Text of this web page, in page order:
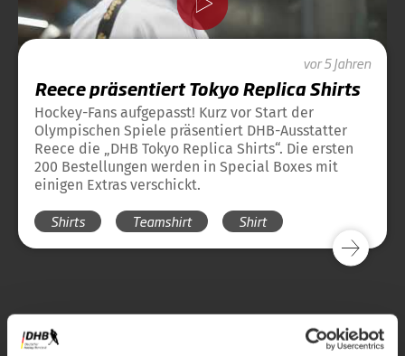
vor 5 Jahren
Reece präsentiert Tokyo Replica Shirts
Hockey-Fans aufgepasst! Kurz vor Start der
Olympischen Spiele präsentiert DHB-Ausstatter
Reece die „DHB Tokyo Replica Shirts“. Die ersten
200 Bestellungen werden in Special Boxes mit
einigen Extras verschickt.
Shirts Teamshirt Shirt